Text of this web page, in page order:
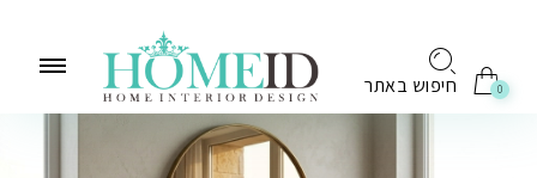
חיפוש באתר 0